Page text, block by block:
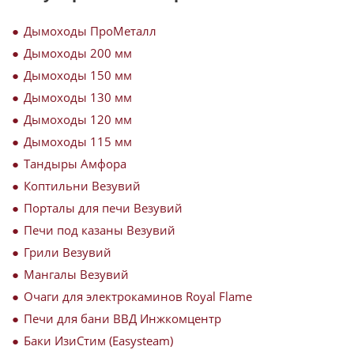
Дымоходы ПроМеталл
Дымоходы 200 мм
Дымоходы 150 мм
Дымоходы 130 мм
Дымоходы 120 мм
Дымоходы 115 мм
Тандыры Амфора
Коптильни Везувий
Порталы для печи Везувий
Печи под казаны Везувий
Грили Везувий
Мангалы Везувий
Очаги для электрокаминов Royal Flame
Печи для бани ВВД Инжкомцентр
Баки ИзиСтим (Easysteam)